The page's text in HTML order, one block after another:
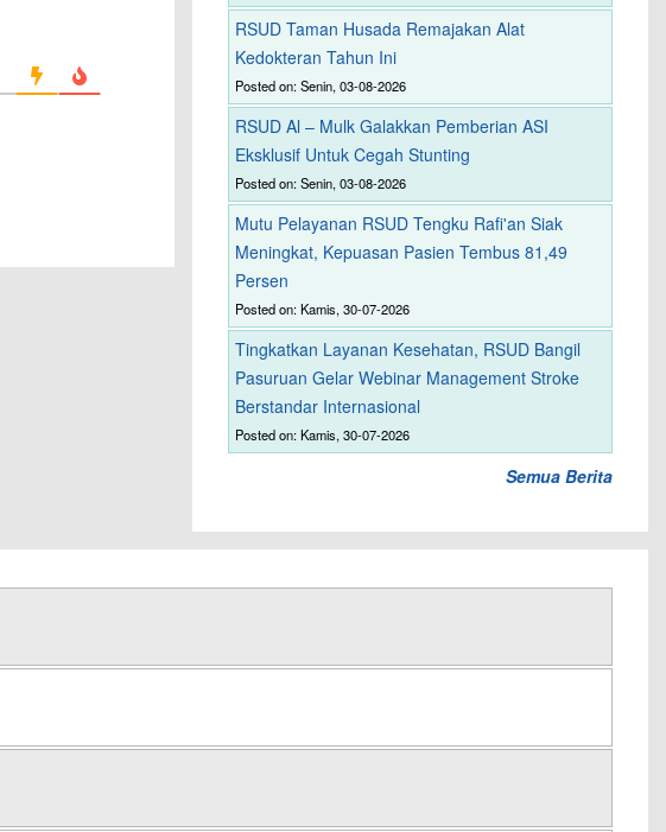
RSUD Taman Husada Remajakan Alat
Kedokteran Tahun Ini
Posted on: Senin, 03-08-2026
RSUD Al – Mulk Galakkan Pemberian ASI
Eksklusif Untuk Cegah Stunting
Posted on: Senin, 03-08-2026
Mutu Pelayanan RSUD Tengku Rafi'an Siak
Meningkat, Kepuasan Pasien Tembus 81,49
Persen
Posted on: Kamis, 30-07-2026
Tingkatkan Layanan Kesehatan, RSUD Bangil
Pasuruan Gelar Webinar Management Stroke
Berstandar Internasional
Posted on: Kamis, 30-07-2026
Semua Berita